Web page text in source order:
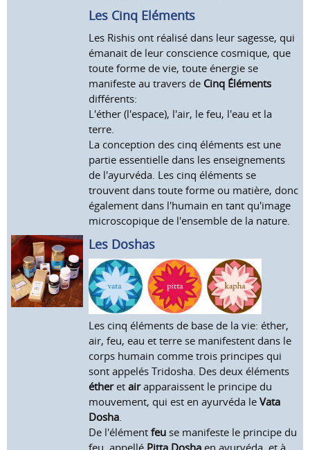
Les Cinq Eléments
Les Rishis ont réalisé dans leur sagesse, qui
émanait de leur conscience cosmique, que
toute forme de vie, toute énergie se
manifeste au travers de Cinq Éléments
différents:
L'éther (l'espace), l'air, le feu, l'eau et la
terre.
La conception des cinq éléments est une
partie essentielle dans les enseignements
de l'ayurvéda. Les cinq éléments se
trouvent dans toute forme ou matière, donc
également dans l'humain en tant qu'image
microscopique de l'ensemble de la nature.
Les Doshas
Les cinq éléments de base de la vie: éther,
air, feu, eau et terre se manifestent dans le
corps humain comme trois principes qui
sont appelés Tridosha. Des deux éléments
étheretairapparaissent le principe du
mouvement, qui est en ayurvéda leVata
Dosha.
De l'élémentfeu se manifeste le principe du